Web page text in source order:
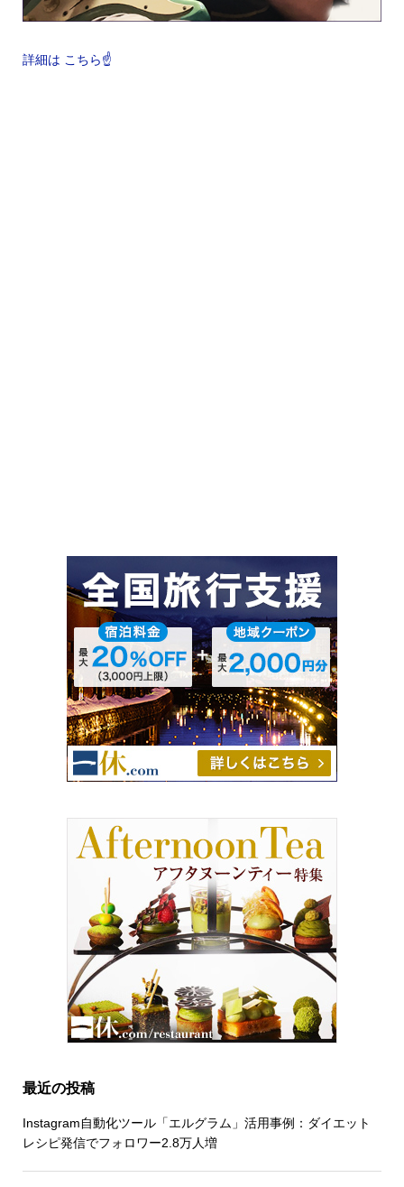
詳細は こちら☝️
最近の投稿
Instagram自動化ツール「エルグラム」活用事例：ダイエット
レシピ発信でフォロワー2.8万人増